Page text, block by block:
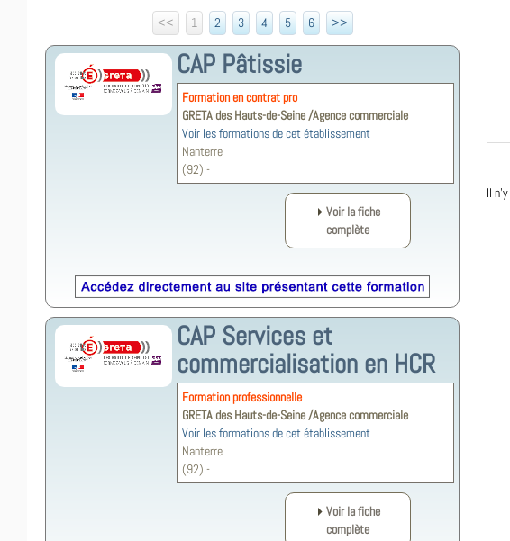
<<
1 2 3 4 5 6 >>
CAP Pâtissie
Formation en contrat pro
GRETA des Hauts-de-Seine /Agence commerciale
Voir les formations de cet établissement
Nanterre
(92) -
Voir la fiche
complète
CAP Services et
commercialisation en HCR
Formation professionnelle
GRETA des Hauts-de-Seine /Agence commerciale
Voir les formations de cet établissement
Nanterre
(92) -
Voir la fiche
complète
Il